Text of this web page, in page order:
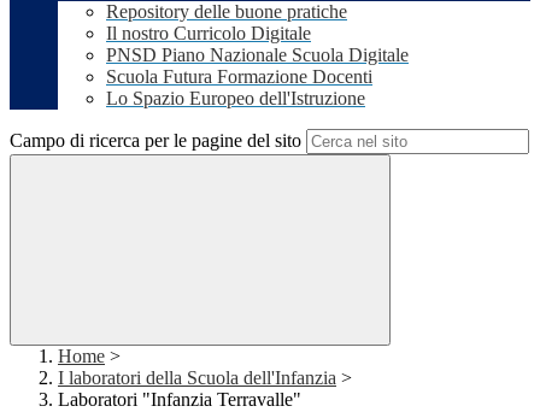
Repository delle buone pratiche
Il nostro Curricolo Digitale
PNSD Piano Nazionale Scuola Digitale
Scuola Futura Formazione Docenti
Lo Spazio Europeo dell'Istruzione
Campo di ricerca per le pagine del sito
Home >
I laboratori della Scuola dell'Infanzia >
Laboratori "Infanzia Terravalle"